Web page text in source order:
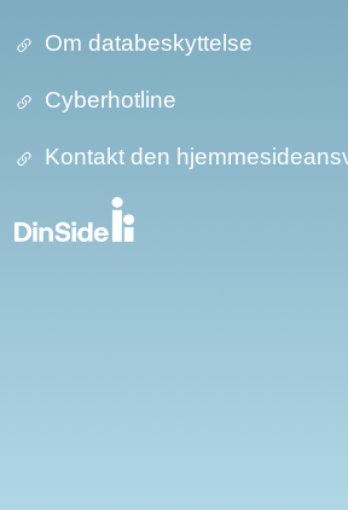
Om databeskyttelse​​
Cyberhotline
Kontakt den